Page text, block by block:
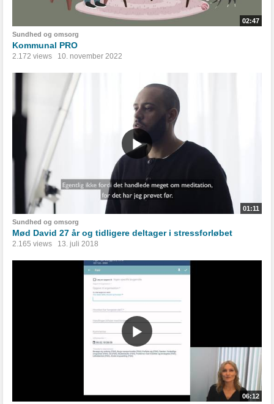
02:47
Sundhed og omsorg
Kommunal PRO
2.172 views 10. november 2022
01:11
Sundhed og omsorg
Mød David 27 år og tidligere deltager i stressforløbet
2.165 views 13. juli 2018
06:12